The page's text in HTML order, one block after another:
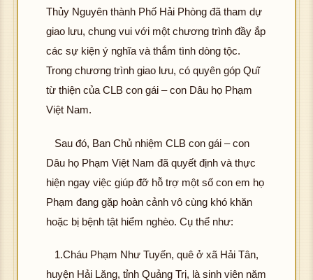
Thủy Nguyên thành Phố Hải Phòng đã tham dự
giao lưu, chung vui với một chương trình đầy ắp
các sự kiện ý nghĩa và thắm tình dòng tộc.
Trong chương trình giao lưu, có quyên góp Quĩ
từ thiện của CLB con gái – con Dâu họ Phạm
Việt Nam.
Sau đó, Ban Chủ nhiệm CLB con gái – con
Dâu họ Phạm Việt Nam đã quyết định và thực
hiện ngay việc giúp đỡ hỗ trợ một số con em họ
Phạm đang gặp hoàn cảnh vô cùng khó khăn
hoặc bị bệnh tật hiểm nghèo. Cụ thể như:
1.Cháu Phạm Như Tuyến, quê ở xã Hải Tân,
huyện Hải Lăng, tỉnh Quảng Trị, là sinh viên năm